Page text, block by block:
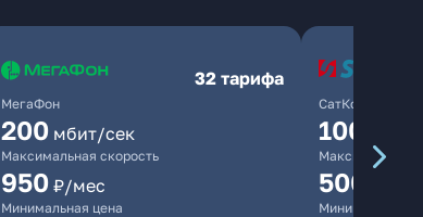
МегаФон
32 тарифа
200 мбит/сек
Максимальная скорость
950 ₽/мес
Минимальная цена
СатКом
100
Максимальная
500
Минимальная